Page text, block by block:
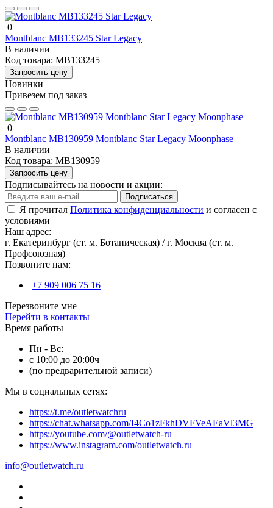
0
Montblanc MB133245 Star Legacy
В наличии
Код товара: MB133245
Запросить цену
Новинки
Привезем под заказ
0
Montblanc MB130959 Montblanc Star Legacy Moonphase
В наличии
Код товара: MB130959
Запросить цену
Подписывайтесь на новости и акции:
Подписаться
Я прочитал Политика конфиденциальности и согласен с
условиями
Наш адрес:
г. Екатеринбург (ст. м. Ботаническая) / г. Москва (ст. м.
Профсоюзная)
Позвоните нам:
+7 909 006 75 16
Перезвоните мне
Перейти в контакты
Время работы
Пн - Вс:
с 10:00 до 20:00ч
(по предварительной записи)
Мы в социальных сетях:
https://t.me/outletwatchru
https://chat.whatsapp.com/I4Co1zFkhDVFVeAEaVl3MG
https://youtube.com/@outletwatch-ru
https://www.instagram.com/outletwatch.ru
info@outletwatch.ru